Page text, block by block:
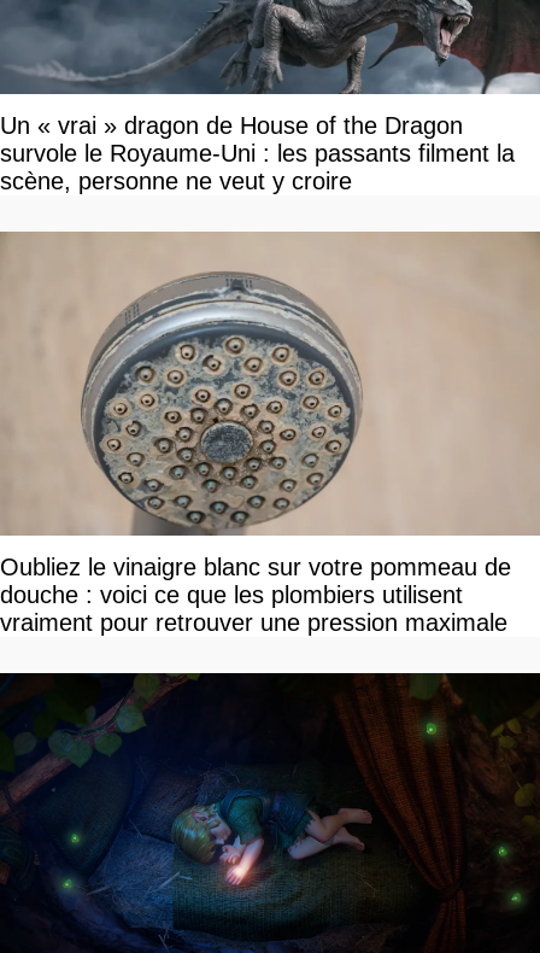
Un « vrai » dragon de House of the Dragon
survole le Royaume-Uni : les passants filment la
scène, personne ne veut y croire
Oubliez le vinaigre blanc sur votre pommeau de
douche : voici ce que les plombiers utilisent
vraiment pour retrouver une pression maximale